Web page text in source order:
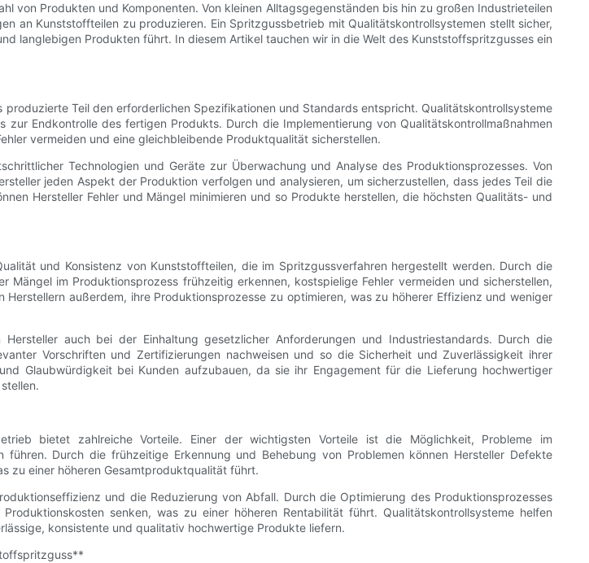
von Produkten und Komponenten. Von kleinen Alltagsgegenständen bis hin zu großen Industrieteilen
an Kunststoffteilen zu produzieren. Ein Spritzgussbetrieb mit Qualitätskontrollsystemen stellt sicher,
langlebigen Produkten führt. In diesem Artikel tauchen wir in die Welt des Kunststoffspritzgusses ein
Teil den erforderlichen Spezifikationen und Standards entspricht. Qualitätskontrollsysteme
Endkontrolle des fertigen Produkts. Durch die Implementierung von Qualitätskontrollmaßnahmen
vermeiden und eine gleichbleibende Produktqualität sicherstellen.
Technologien und Geräte zur Überwachung und Analyse des Produktionsprozesses. Von
jeden Aspekt der Produktion verfolgen und analysieren, um sicherzustellen, dass jedes Teil die
Hersteller Fehler und Mängel minimieren und so Produkte herstellen, die höchsten Qualitäts- und
und Konsistenz von Kunststoffteilen, die im Spritzgussverfahren hergestellt werden. Durch die
im Produktionsprozess frühzeitig erkennen, kostspielige Fehler vermeiden und sicherstellen,
außerdem, ihre Produktionsprozesse zu optimieren, was zu höherer Effizienz und weniger
auch bei der Einhaltung gesetzlicher Anforderungen und Industriestandards. Durch die
Vorschriften und Zertifizierungen nachweisen und so die Sicherheit und Zuverlässigkeit ihrer
Glaubwürdigkeit bei Kunden aufzubauen, da sie ihr Engagement für die Lieferung hochwertiger
bietet zahlreiche Vorteile. Einer der wichtigsten Vorteile ist die Möglichkeit, Probleme im
Durch die frühzeitige Erkennung und Behebung von Problemen können Hersteller Defekte
zu einer höheren Gesamtproduktqualität führt.
und die Reduzierung von Abfall. Durch die Optimierung des Produktionsprozesses
senken, was zu einer höheren Rentabilität führt. Qualitätskontrollsysteme helfen
konsistente und qualitativ hochwertige Produkte liefern.